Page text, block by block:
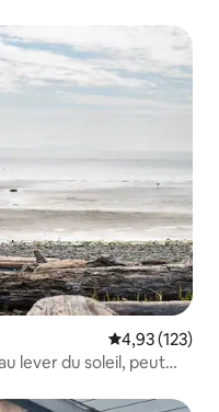
Évaluation
4,93 (123)
lever du soleil, peut